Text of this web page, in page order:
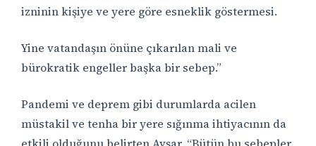
izninin kişiye ve yere göre esneklik göstermesi.
Yine vatandaşın önüne çıkarılan mali ve
bürokratik engeller başka bir sebep.”
Pandemi ve deprem gibi durumlarda acilen
müstakil ve tenha bir yere sığınma ihtiyacının da